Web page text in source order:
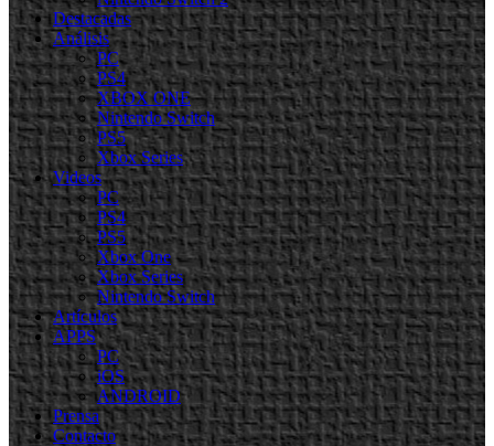
Destacadas
Análisis
PC
PS4
XBOX ONE
Nintendo Switch
PS5
Xbox Series
Videos
PC
PS4
PS5
Xbox One
Xbox Series
Nintendo Switch
Artículos
APPS
PC
iOS
ANDROID
Prensa
Contacto